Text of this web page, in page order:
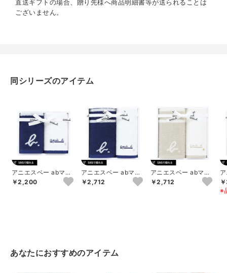
直送ギフトの場合、贈り先様へ商品明細書等が送られることは
ございません。
同シリーズのアイテム
アニエスベー abマリ
ニエール ゲストタオ
ル2P（ダーク...
￥2,200
アニエスベー abマリ
ニエール フェイス1P･
ゲストタオ...
￥2,712
アニエスベー abマリ
ニエール フェイス1P･
ゲストタオ...
￥2,712
※
あなたにおすすめのアイテム